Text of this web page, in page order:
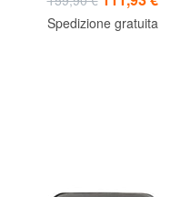
Spedizione gratuita